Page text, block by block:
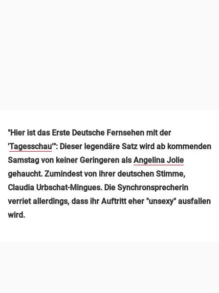
"Hier ist das Erste Deutsche Fernsehen mit der
'Tagesschau'": Dieser legendäre Satz wird ab kommenden
Samstag von keiner Geringeren alsAngelina Jolie
gehaucht. Zumindest von ihrer deutschen Stimme,
Claudia Urbschat-Mingues. Die Synchronsprecherin
verriet allerdings, dass ihr Auftritt eher "unsexy" ausfallen
wird.